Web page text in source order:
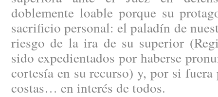
doblemente loable porque su
sacrificio personal: el paladín de
riesgo de la ira de su superior
sido expedientados por haberse
cortesía en su recurso) y, por si fuera
costas… en interés de todos.